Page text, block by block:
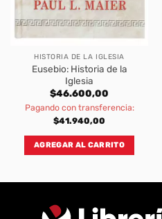
HISTORIA DE LA IGLESIA
Eusebio: Historia de la
Iglesia
$46.600,00
Pagando con transferencia:
$41.940,00
AGREGAR AL CARRITO